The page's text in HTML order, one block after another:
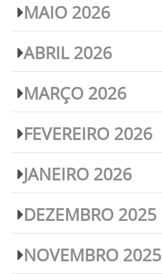
MAIO 2026
ABRIL 2026
MARÇO 2026
FEVEREIRO 2026
JANEIRO 2026
DEZEMBRO 2025
NOVEMBRO 2025